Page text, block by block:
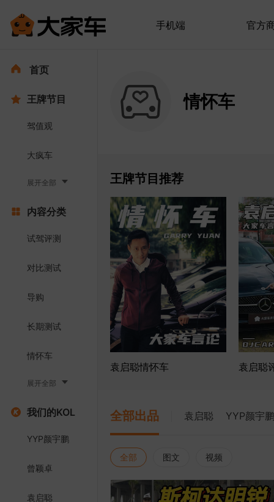
手机端 官方
首页
王牌节目
驾值观
大疯车
展开全部
内容分类
试驾评测
对比测试
导购
长期测试
情怀车
展开全部
我们的KOL
YYP颜宇鹏
曾颖卓
袁启聪
情怀车
王牌节目推荐
袁启聪情怀车 袁启聪
全部出品 袁启聪 YYP颜宇鹏
全部 图文 视频